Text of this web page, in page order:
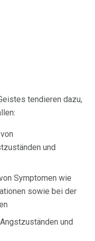
tendieren dazu,
und
Symptomen wie
sowie bei der
und